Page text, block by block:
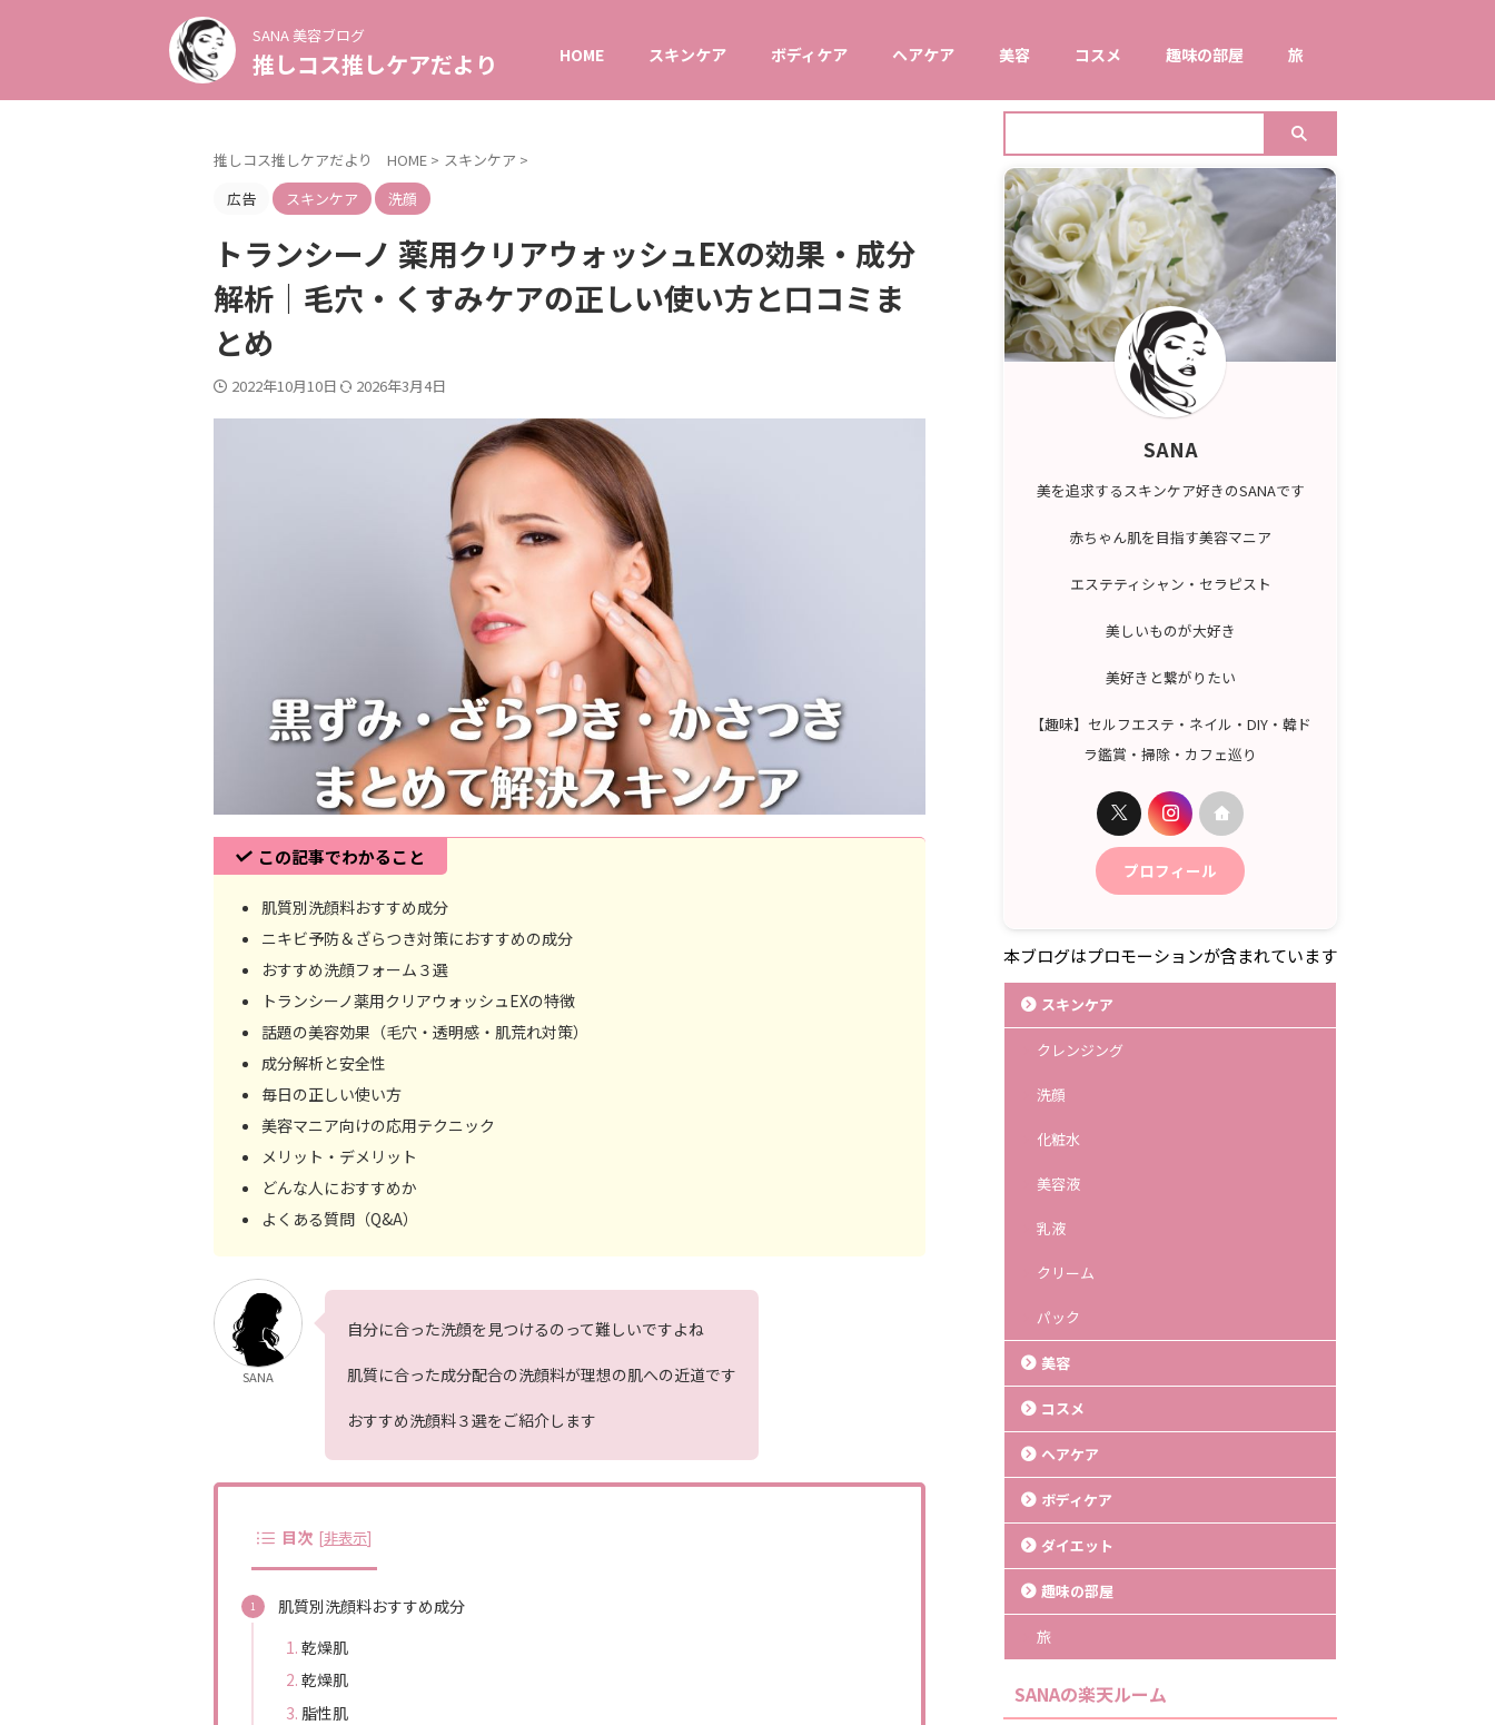
SANA 美容ブログ
推しコス推しケアだより HOME スキンケア ボディケア ヘアケア 美容 コスメ 趣味の部屋 旅
推しコス推しケアだより HOME > スキンケア >
広告
スキンケア 洗顔
トランシーノ 薬用クリアウォッシュEXの効果・成分
解析｜毛穴・くすみケアの正しい使い方と口コミま
とめ
2022年10月10日 2026年3月4日
この記事でわかること
肌質別洗顔料おすすめ成分
ニキビ予防＆ざらつき対策におすすめの成分
おすすめ洗顔フォーム３選
トランシーノ薬用クリアウォッシュEXの特徴
話題の美容効果（毛穴・透明感・肌荒れ対策）
成分解析と安全性
毎日の正しい使い方
美容マニア向けの応用テクニック
メリット・デメリット
どんな人におすすめか
よくある質問（Q&A）
SANA
自分に合った洗顔を見つけるのって難しいですよね
肌質に合った成分配合の洗顔料が理想の肌への近道です
おすすめ洗顔料３選をご紹介します
目次 [非表示]
肌質別洗顔料おすすめ成分
乾燥肌
乾燥肌
脂性肌
SANA
美を追求するスキンケア好きのSANAです
赤ちゃん肌を目指す美容マニア
エステティシャン・セラピスト
美しいものが大好き
美好きと繋がりたい
【趣味】セルフエステ・ネイル・DIY・韓ド
ラ鑑賞・掃除・カフェ巡り
プロフィール
本ブログはプロモーションが含まれています
スキンケア
クレンジング
洗顔
化粧水
美容液
乳液
クリーム
パック
美容
コスメ
ヘアケア
ボディケア
ダイエット
趣味の部屋
旅
SANAの楽天ルーム